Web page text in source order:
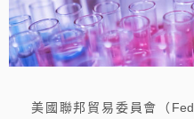
美國聯邦貿易委員會（